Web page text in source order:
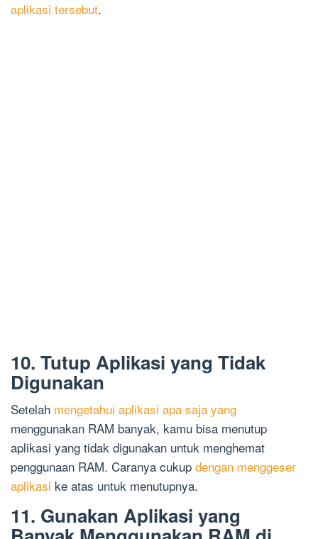
aplikasi tersebut.
10. Tutup Aplikasi yang Tidak
Digunakan
Setelah mengetahui aplikasi apa saja yang
menggunakan RAM banyak, kamu bisa menutup
aplikasi yang tidak digunakan untuk menghemat
penggunaan RAM. Caranya cukup dengan menggeser
aplikasi ke atas untuk menutupnya.
11. Gunakan Aplikasi yang